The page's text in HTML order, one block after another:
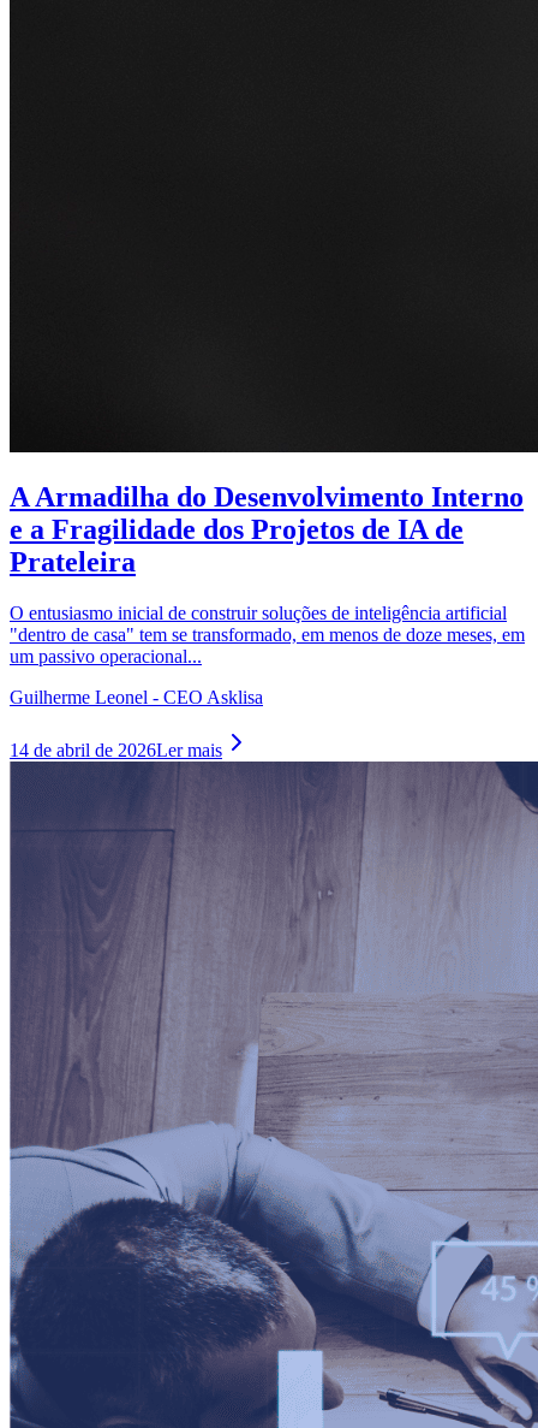
A Armadilha do Desenvolvimento Interno
e a Fragilidade dos Projetos de IA de
Prateleira
O entusiasmo inicial de construir soluções de inteligência artificial
"dentro de casa" tem se transformado, em menos de doze meses, em
um passivo operacional...
Guilherme Leonel - CEO Asklisa
14 de abril de 2026Ler mais